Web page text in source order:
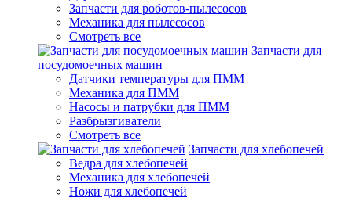
Запчасти для роботов-пылесосов
Механика для пылесосов
Смотреть все
Запчасти для
посудомоечных машин
Датчики температуры для ПММ
Механика для ПММ
Насосы и патрубки для ПММ
Разбрызгиватели
Смотреть все
Запчасти для хлебопечей
Ведра для хлебопечей
Механика для хлебопечей
Ножи для хлебопечей